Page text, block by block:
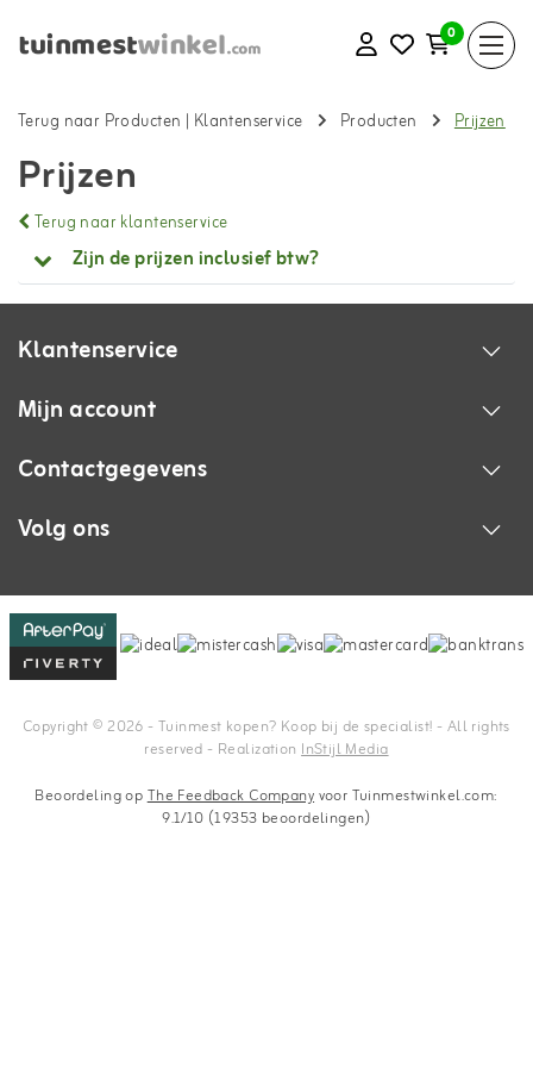
0
Terug naar Producten | Klantenservice Producten Prijzen
Prijzen
Terug naar klantenservice
Zijn de prijzen inclusief btw?
Klantenservice
Mijn account
Contactgegevens
Volg ons
Copyright © 2026 - Tuinmest kopen? Koop bij de specialist! - All rights
reserved - RealizationInStijl Media
Beoordeling opThe Feedback Companyvoor Tuinmestwinkel.com:
9.1/10 (19353 beoordelingen)